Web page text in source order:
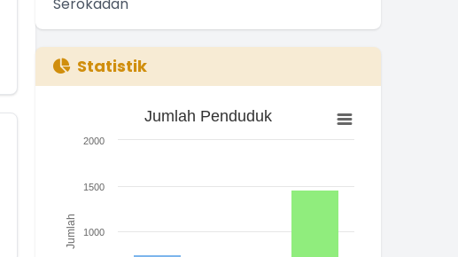
Statistik
Jumlah Penduduk
The chart has 1 X axis displaying categories.
Jumlah
Jumlah Penduduk
1000
1500
2000